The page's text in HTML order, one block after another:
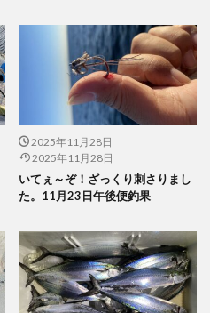
2025年11月28日
2025年11月28日
いてぇ～ぞ！ざっくり刺さりまし
た。11月23日午後便釣果